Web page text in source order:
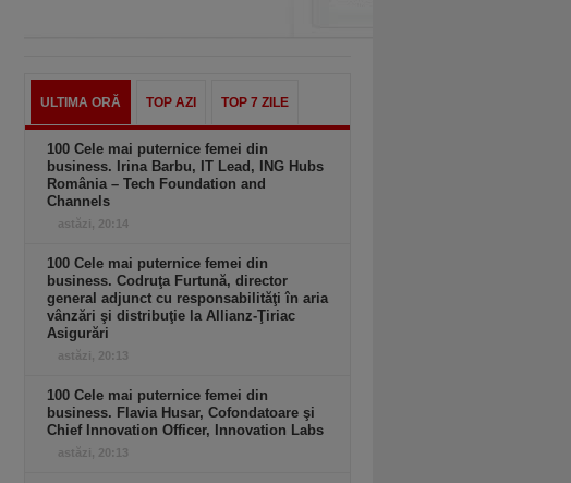
ULTIMA ORĂ TOP AZI TOP 7 ZILE
100 Cele mai puternice femei din
business. Irina Barbu, IT Lead, ING Hubs
România – Tech Foundation and
Channels
astăzi, 20:14
100 Cele mai puternice femei din
business. Codruţa Furtună, director
general adjunct cu responsabilităţi în aria
vânzări şi distribuţie la Allianz-Ţiriac
Asigurări
astăzi, 20:13
100 Cele mai puternice femei din
business. Flavia Husar, Cofondatoare şi
Chief Innovation Officer, Innovation Labs
astăzi, 20:13